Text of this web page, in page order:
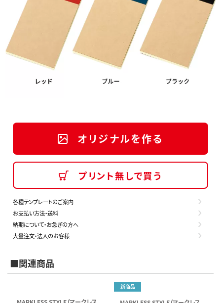
オリジナルを作る
プリント無しで買う
各種テンプレートのご案内
お支払い方法・送料
納期について・お急ぎの方へ
大量注文・法人のお客様
■関連商品
新商品